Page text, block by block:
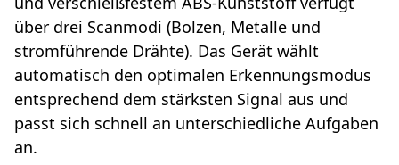
über drei Scanmodi (Bolzen, Metalle und
stromführende Drähte). Das Gerät wählt
automatisch den optimalen Erkennungsmodus
entsprechend dem stärksten Signal aus und
passt sich schnell an unterschiedliche Aufgaben
an.